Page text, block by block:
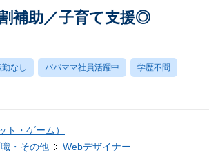
補助／子育て支援◎
勤なし パパママ社員活躍中 学歴不問
・ゲーム）
・その他
Webデザイナー